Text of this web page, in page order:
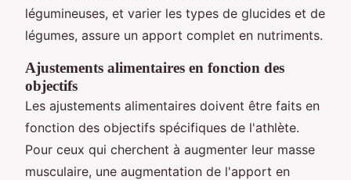
légumineuses, et varier les types de glucides et de
légumes, assure un apport complet en nutriments.
Ajustements alimentaires en fonction des
objectifs
Les ajustements alimentaires doivent être faits en
fonction des objectifs spécifiques de l'athlète.
Pour ceux qui cherchent à augmenter leur masse
musculaire, une augmentation de l'apport en